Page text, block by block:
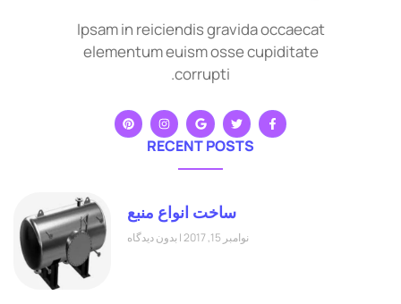
Ipsam in reiciendis gravida occaecat
elementum euism osse cupiditate
corrupti.
RECENT POSTS
ساخت انواع منبع
نوامبر 15, 2017 بدون دیدگاه